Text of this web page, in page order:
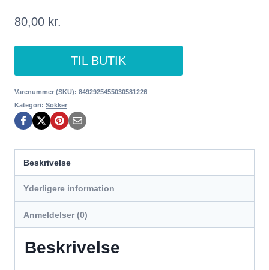
80,00 kr.
TIL BUTIK
Varenummer (SKU): 8492925455030581226
Kategori: Sokker
Beskrivelse
Yderligere information
Anmeldelser (0)
Beskrivelse